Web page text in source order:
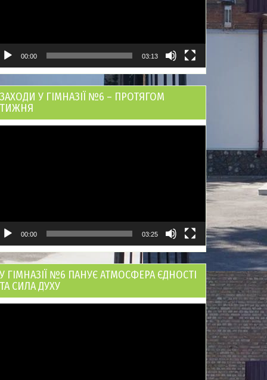
00:00 03:13
ЗАХОДИ У ГІМНАЗІЇ №6 – ПРОТЯГОМ
ТИЖНЯ
00:00 03:25
У ГІМНАЗІЇ №6 ПАНУЄ АТМОСФЕРА ЄДНОСТІ
ТА СИЛА ДУХУ